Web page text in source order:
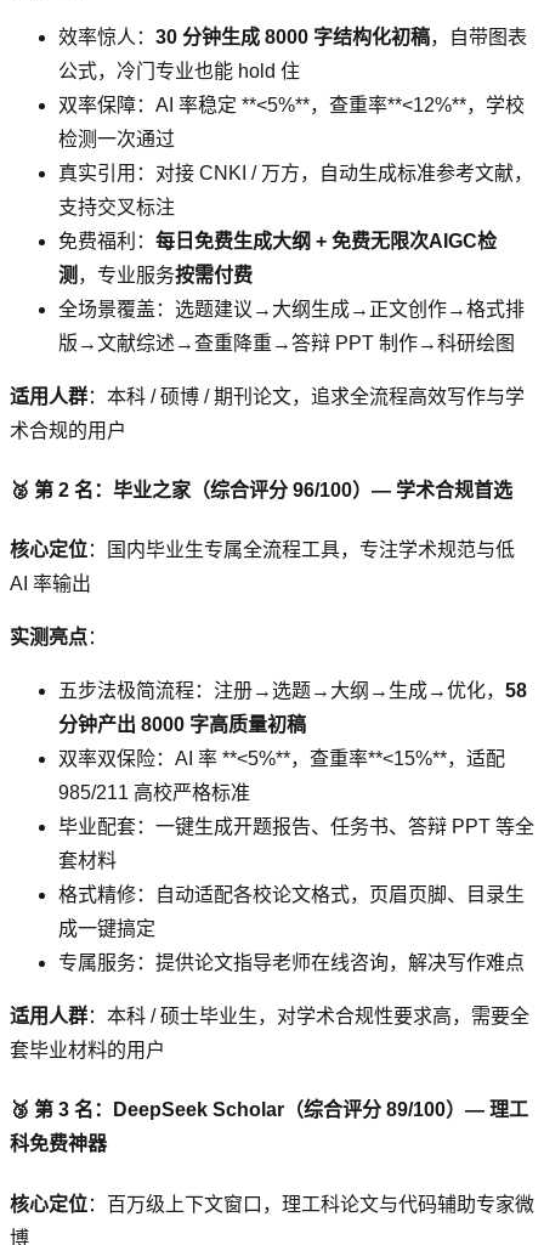
效率惊人： 30 分钟生成 8000 字结构化初稿，自带图表
公式，冷门专业也能 hold 住
双率保障：AI 率稳定 **<5%**，查重率**<12%**，学校
检测一次通过
真实引用：对接 CNKI / 万方，自动生成标准参考文献，
支持交叉标注
免费福利： 每日免费生成大纲 + 免费无限次AIGC检
测 ，专业服务按需付费
全场景覆盖：选题建议→大纲生成→正文创作→格式排
版→文献综述→查重降重→答辩 PPT 制作→科研绘图
适用人群：本科 / 硕博 / 期刊论文，追求全流程高效写作与学
术合规的用户
🥈 第 2 名：毕业之家（综合评分 96/100）— 学术合规首选
核心定位：国内毕业生专属全流程工具，专注学术规范与低
AI 率输出
实测亮点：
五步法极简流程：注册→选题→大纲→生成→优化， 58
分钟产出 8000 字高质量初稿
双率双保险：AI 率 **<5%**，查重率**<15%**，适配
985/211 高校严格标准
毕业配套：一键生成开题报告、任务书、答辩 PPT 等全
套材料
格式精修：自动适配各校论文格式，页眉页脚、目录生
成一键搞定
专属服务：提供论文指导老师在线咨询，解决写作难点
适用人群：本科 / 硕士毕业生，对学术合规性要求高，需要全
套毕业材料的用户
🥉 第 3 名：DeepSeek Scholar（综合评分 89/100）— 理工
科免费神器
核心定位：百万级上下文窗口，理工科论文与代码辅助专家微
博